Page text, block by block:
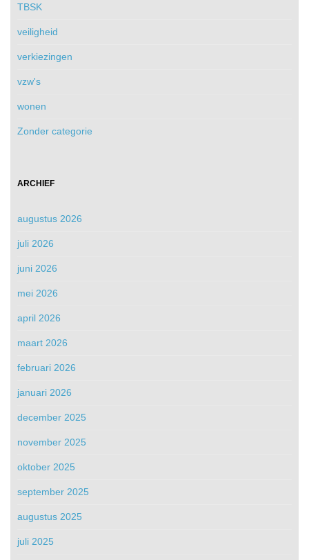
TBSK
veiligheid
verkiezingen
vzw's
wonen
Zonder categorie
ARCHIEF
augustus 2026
juli 2026
juni 2026
mei 2026
april 2026
maart 2026
februari 2026
januari 2026
december 2025
november 2025
oktober 2025
september 2025
augustus 2025
juli 2025